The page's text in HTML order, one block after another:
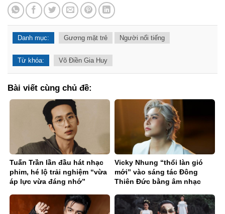
Danh mục: Gương mặt trẻ Người nổi tiếng
Từ khóa: Võ Điền Gia Huy
Bài viết cùng chủ đề:
Tuấn Trần lần đầu hát nhạc
phim, hé lộ trải nghiệm “vừa
áp lực vừa đáng nhớ”
Vicky Nhung “thổi làn gió
mới” vào sáng tác Đông
Thiên Đức bằng âm nhạc